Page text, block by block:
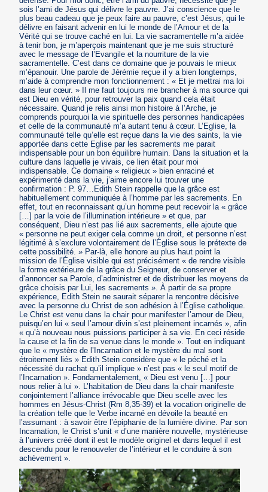
sois l’ami de Jésus qui délivre le pauvre. J’ai conscience que le
plus beau cadeau que je peux faire au pauvre, c’est Jésus, qui le
délivre en faisant advenir en lui le monde de l’Amour et de la
Vérité qui se trouve caché en lui. La vie sacramentelle m’a aidée
à tenir bon, je m’aperçois maintenant que je me suis structuré
avec le message de l’Evangile et la nourriture de la vie
sacramentelle. C’est dans ce domaine que je pouvais le mieux
m’épanouir. Une parole de Jérémie reçue il y a bien longtemps,
m’aide à comprendre mon fonctionnement : « Et je mettrai ma loi
dans leur cœur. » Il me faut toujours me brancher à ma source qui
est Dieu en vérité, pour retrouver la paix quand cela était
nécessaire. Quand je relis ainsi mon histoire à l’Arche, je
comprends pourquoi la vie spirituelle des personnes handicapées
et celle de la communauté m’a autant tenu à cœur. L’Eglise, la
communauté telle qu’elle est reçue dans la vie des saints, la vie
apportée dans cette Eglise par les sacrements me parait
indispensable pour un bon équilibre humain. Dans la situation et la
culture dans laquelle je vivais, ce lien était pour moi
indispensable. Ce domaine « religieux » bien enraciné et
expérimenté dans la vie, j’aime encore lui trouver une
confirmation : P. 97…Edith Stein rappelle que la grâce est
habituellement communiquée à l’homme par les sacrements. En
effet, tout en reconnaissant qu’un homme peut recevoir la « grâce
[…] par la voie de l’illumination intérieure » et que, par
conséquent, Dieu n’est pas lié aux sacrements, elle ajoute que
« personne ne peut exiger cela comme un droit, et personne n’est
légitimé à s’exclure volontairement de l’Église sous le prétexte de
cette possibilité. » Par-là, elle honore au plus haut point la
mission de l’Église visible qui est précisément « de rendre visible
la forme extérieure de la grâce du Seigneur, de conserver et
d’annoncer sa Parole, d’administrer et de distribuer les moyens de
grâce choisis par Lui, les sacrements ». À partir de sa propre
expérience, Edith Stein ne saurait séparer la rencontre décisive
avec la personne du Christ de son adhésion à l’Église catholique.
Le Christ est venu dans la chair pour manifester l’amour de Dieu,
puisqu’en lui « seul l’amour divin s’est pleinement incarnés », afin
« qu’à nouveau nous puissions participer à sa vie. En ceci réside
la cause et la fin de sa venue dans le monde ». Tout en indiquant
que le « mystère de l’Incarnation et le mystère du mal sont
étroitement liés » Edith Stein considère que « le péché et la
nécessité du rachat qu’il implique » n’est pas « le seul motif de
l’Incarnation ». Fondamentalement, « Dieu est venu […] pour
nous relier à lui ». L’habitation de Dieu dans la chair manifeste
conjointement l’alliance irrévocable que Dieu scelle avec les
hommes en Jésus-Christ (Rm 8,35-39) et la vocation originelle de
la création telle que le Verbe incarné en dévoile la beauté en
l’assumant : à savoir être l’épiphanie de la lumière divine. Par son
Incarnation, le Christ s’unit « d’une manière nouvelle, mystérieuse
à l’univers créé dont il est le modèle originel et dans lequel il est
descendu pour le renouveler de l’intérieur et le conduire à son
achèvement ».